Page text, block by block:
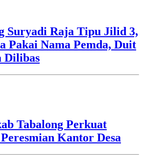
Suryadi Raja Tipu Jilid 3,
Pakai Nama Pemda, Duit
Dilibas
Tabalong Perkuat
Kantor Desa